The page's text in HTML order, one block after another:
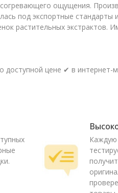
ощущения.
под экспортные
растительных
цене ✔ в интернет-